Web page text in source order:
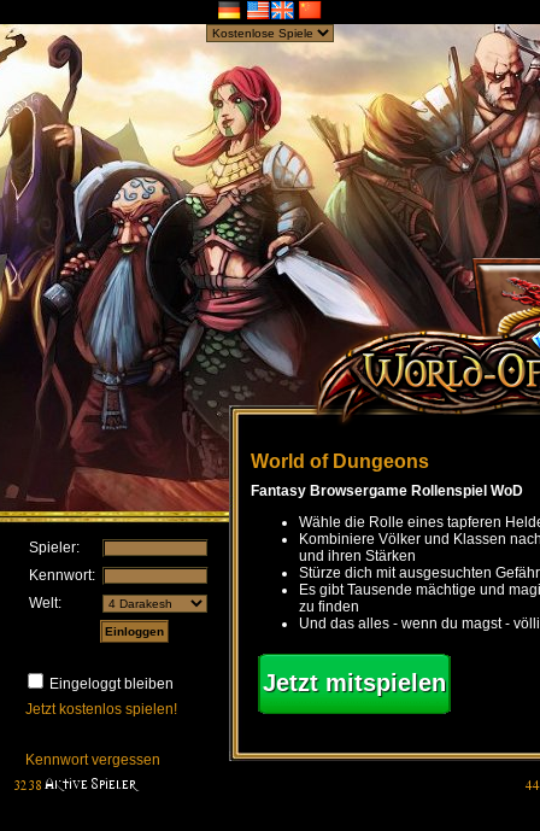
Spieler:
Kennwort:
Welt:
Eingeloggt bleiben
Jetzt kostenlos spielen!
Kennwort vergessen
World of Dungeons
Fantasy Browsergame Rollenspiel WoD
Wähle die Rolle eines tapferen
Kombiniere Völker und Klassen
und ihren Stärken
Stürze dich mit ausgesuchten
Es gibt Tausende mächtige und
zu finden
Und das alles - wenn du magst -
Jetzt mitspielen